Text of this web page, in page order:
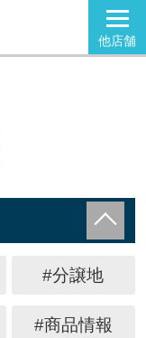
他店舗
#分譲地
#商品情報